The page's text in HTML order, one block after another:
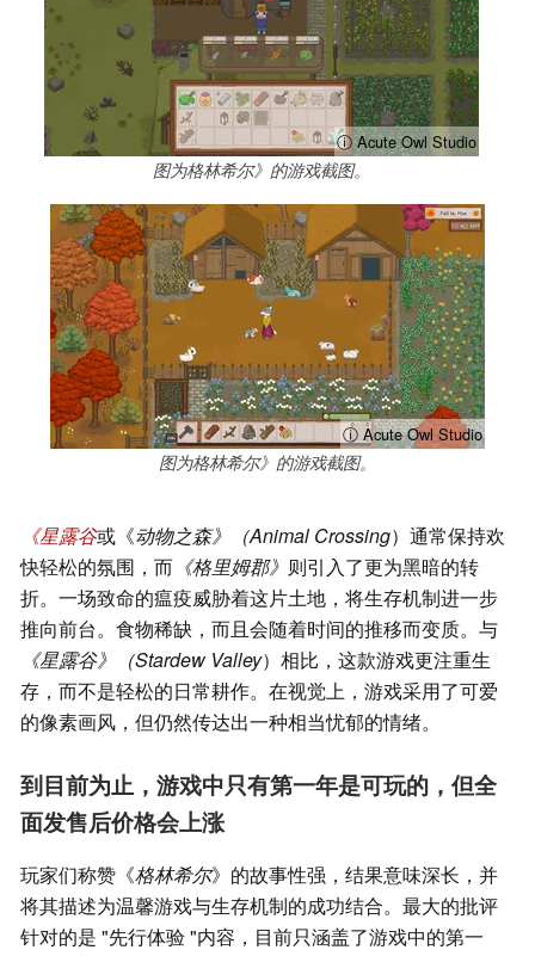
ⓘ Acute Owl Studio
图为格林希尔》的游戏截图。
ⓘ Acute Owl Studio
图为格林希尔》的游戏截图。
《星露谷或《动物之森》（Animal Crossing）通常保持欢
快轻松的氛围，而 《格里姆郡》 则引入了更为黑暗的转
折。一场致命的瘟疫威胁着这片土地，将生存机制进一步
推向前台。食物稀缺，而且会随着时间的推移而变质。与
《星露谷》（Stardew Valley）相比，这款游戏更注重生
存，而不是轻松的日常耕作。在视觉上，游戏采用了可爱
的像素画风，但仍然传达出一种相当忧郁的情绪。
到目前为止，游戏中只有第一年是可玩的，但全
面发售后价格会上涨
玩家们称赞《格林希尔》的故事性强，结果意味深长，并
将其描述为温馨游戏与生存机制的成功结合。最大的批评
针对的是 "先行体验 "内容，目前只涵盖了游戏中的第一